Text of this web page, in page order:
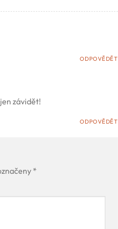
ODPOVĚDĚT
závidět!
ODPOVĚDĚT
*